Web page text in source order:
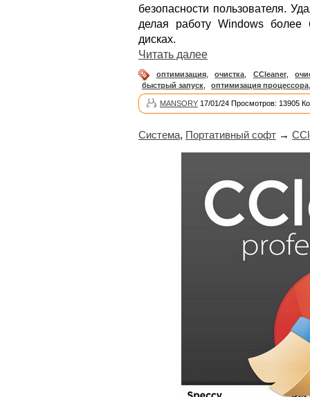
безопасности пользователя.
делая работу Windows
дисках.
Читать далее
оптимизация, очистка CCleaner,
быстрый запуск
оптимизация процессора
MANSORY 17/01/24 Просмотров: 13905
Система, Портативный софт →